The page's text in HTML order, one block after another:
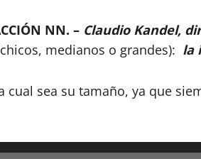
NN. – Claudio Kandel,
medianos o grandes): la
cual sea su tamaño, ya que